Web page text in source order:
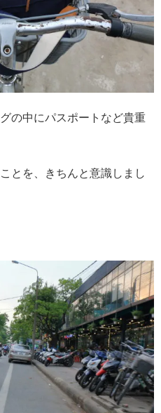
の中にパスポートなど貴重
とを、きちんと意識しまし